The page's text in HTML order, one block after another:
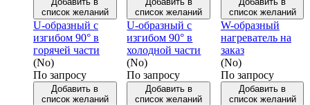
список желаний
U-образный с
изгибом 90° в
горячей части
(No)
По запросу
Добавить в
список желаний
список желаний
U-образный с
изгибом 90° в
холодной части
(No)
По запросу
Добавить в
список желаний
список желаний
W-образный
нагреватель на
заказ
(No)
По запросу
Добавить в
список желаний